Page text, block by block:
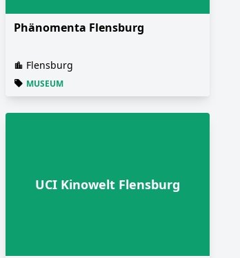
Phänomenta Flensburg
Flensburg
MUSEUM
UCI Kinowelt Flensburg